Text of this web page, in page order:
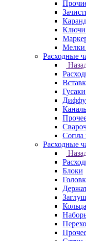
Ключи
Мелки
Расходные
Гусаки
Сопла
Расходные
Блоки
Кольца